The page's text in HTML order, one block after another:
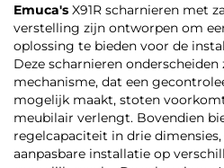
Emuca's X91R scharnieren met
verstelling zijn ontworpen om
oplossing te bieden voor de
Deze scharnieren
mechanisme, dat een
mogelijk maakt, stoten
meubilair verlengt. Bovendien
regelcapaciteit in drie
aanpasbare installatie op